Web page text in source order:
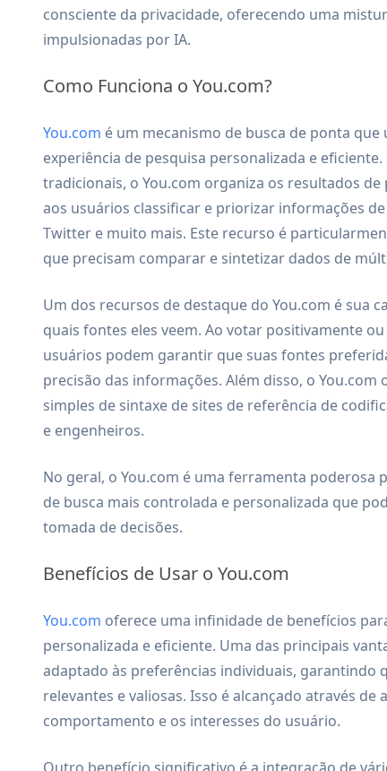
consciente da privacidade, oferecendo uma
impulsionadas por IA.
Como Funciona o You.com?
You.com é um mecanismo de busca de ponta
experiência de pesquisa personalizada e
tradicionais, o You.com organiza os resultados
aos usuários classificar e priorizar informações
Twitter e muito mais. Este recurso é
que precisam comparar e sintetizar dados de
Um dos recursos de destaque do You.com é sua
quais fontes eles veem. Ao votar positivamente
usuários podem garantir que suas fontes
precisão das informações. Além disso, o
simples de sintaxe de sites de referência de
e engenheiros.
No geral, o You.com é uma ferramenta poderosa
de busca mais controlada e personalizada que
tomada de decisões.
Benefícios de Usar o You.com
You.com oferece uma infinidade de benefícios
personalizada e eficiente. Uma das principais
adaptado às preferências individuais, garantindo
relevantes e valiosas. Isso é alcançado através
comportamento e os interesses do usuário.
Outro benefício significativo é a integração de